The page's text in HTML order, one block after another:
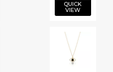
QUICK
VIEW